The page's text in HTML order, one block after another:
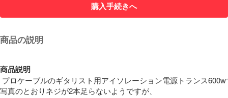
購入手続きへ
商品の説明
商品説明
プロケーブルのギタリスト用アイソレーション電源トランス
写真のとおりネジが2本足らないようですが、